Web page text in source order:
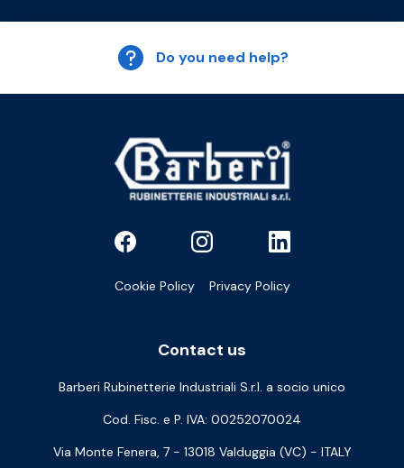
Do you need help?
Cookie Policy Privacy Policy
Contact us
Barberi Rubinetterie Industriali S.r.l. a socio unico
Cod. Fisc. e P. IVA: 00252070024
Via Monte Fenera, 7 - 13018 Valduggia (VC) - ITALY